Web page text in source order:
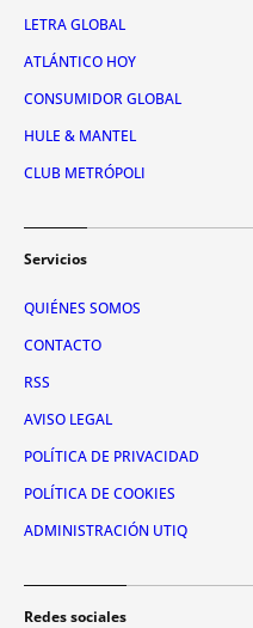
LETRA GLOBAL
ATLÁNTICO HOY
CONSUMIDOR GLOBAL
HULE & MANTEL
CLUB METRÓPOLI
Servicios
QUIÉNES SOMOS
CONTACTO
RSS
AVISO LEGAL
POLÍTICA DE PRIVACIDAD
POLÍTICA DE COOKIES
ADMINISTRACIÓN UTIQ
Redes sociales